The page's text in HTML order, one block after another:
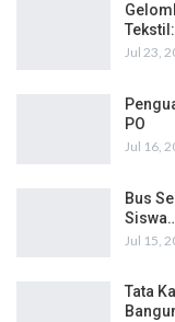
Jul 23,
PO
Jul 16,
Bus
Jul 15,
Tata